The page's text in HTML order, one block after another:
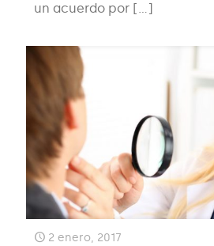
un acuerdo por […]
2 enero, 2017